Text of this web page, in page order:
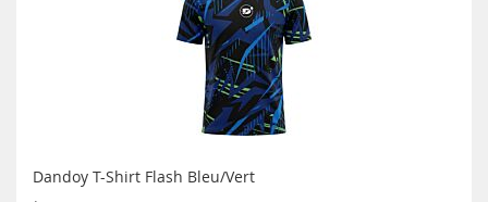
Dandoy T-Shirt Flash Bleu/Vert